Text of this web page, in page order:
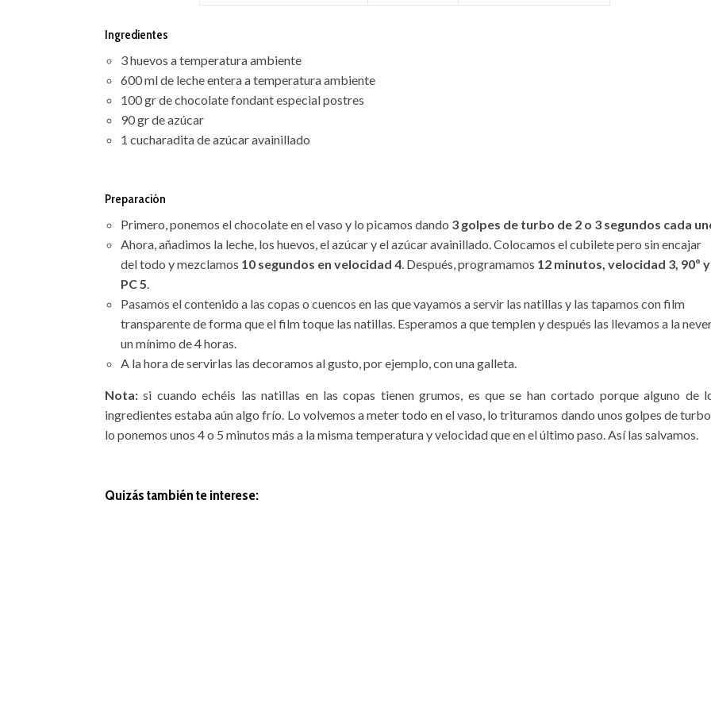
Ingredientes
3 huevos a temperatura ambiente
600 ml de leche entera a temperatura ambiente
100 gr de chocolate fondant especial postres
90 gr de azúcar
1 cucharadita de azúcar avainillado
Preparación
Primero, ponemos el chocolate en el vaso y lo picamos dando 3 golpes de turbo de 2 o 3 segundos cada
Ahora, añadimos la leche, los huevos, el azúcar y el azúcar avainillado. Colocamos el cubilete pero sin encajar
del todo y mezclamos 10 segundos en velocidad 4 . Después, programamos 12 minutos, velocidad 3, 90º y
PC 5
Pasamos el contenido a las copas o cuencos en las que vayamos a servir las natillas y las tapamos con film
transparente de forma que el film toque las natillas. Esperamos a que templen y después las llevamos a la
un mínimo de 4 horas.
A la hora de servirlas las decoramos al gusto, por ejemplo, con una galleta.
Nota: si cuando echéis las natillas en las copas tienen grumos, es que se han cortado porque alguno de
ingredientes estaba aún algo frío. Lo volvemos a meter todo en el vaso, lo trituramos dando unos golpes de
lo ponemos unos 4 o 5 minutos más a la misma temperatura y velocidad que en el último paso. Así las salvamos.
Quizás también te interese: